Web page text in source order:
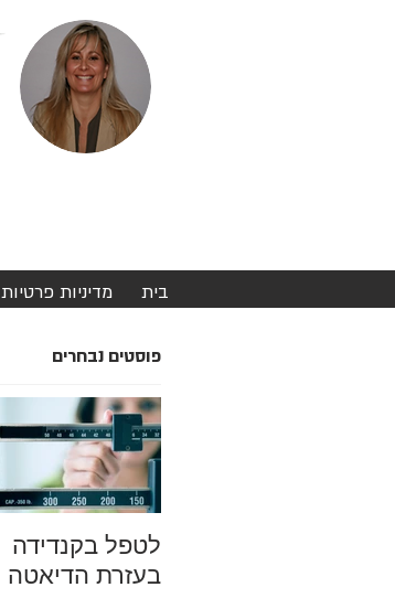
בית מדיניות פרטיות
פוסטים נבחרים
לטפל בקנדידה
בעזרת הדיאטה